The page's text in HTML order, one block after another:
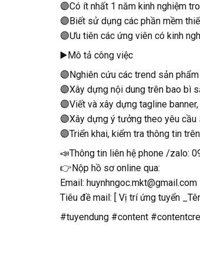
🟣Có ít nhất 1 năm kinh nghiệm
🟣Biết sử dụng các phần mềm
🟣Ưu tiên các ứng viên có kinh
▶️Mô tả công việc
🟣Nghiên cứu các trend sản
🟣Xây dựng nội dung trên bao bì
🟣Viết và xây dựng tagline
🟣Xây dựng ý tưởng theo yêu cầu
🟣Triển khai, kiểm tra thông tin
📣Thông tin liên hệ phone /zalo:
👉Nộp hồ sơ online qua:
Email: huynhngoc.mkt@gmail.com
Tiêu đề mail: [ Vị trí ứng tuyển
#tuyendung #content